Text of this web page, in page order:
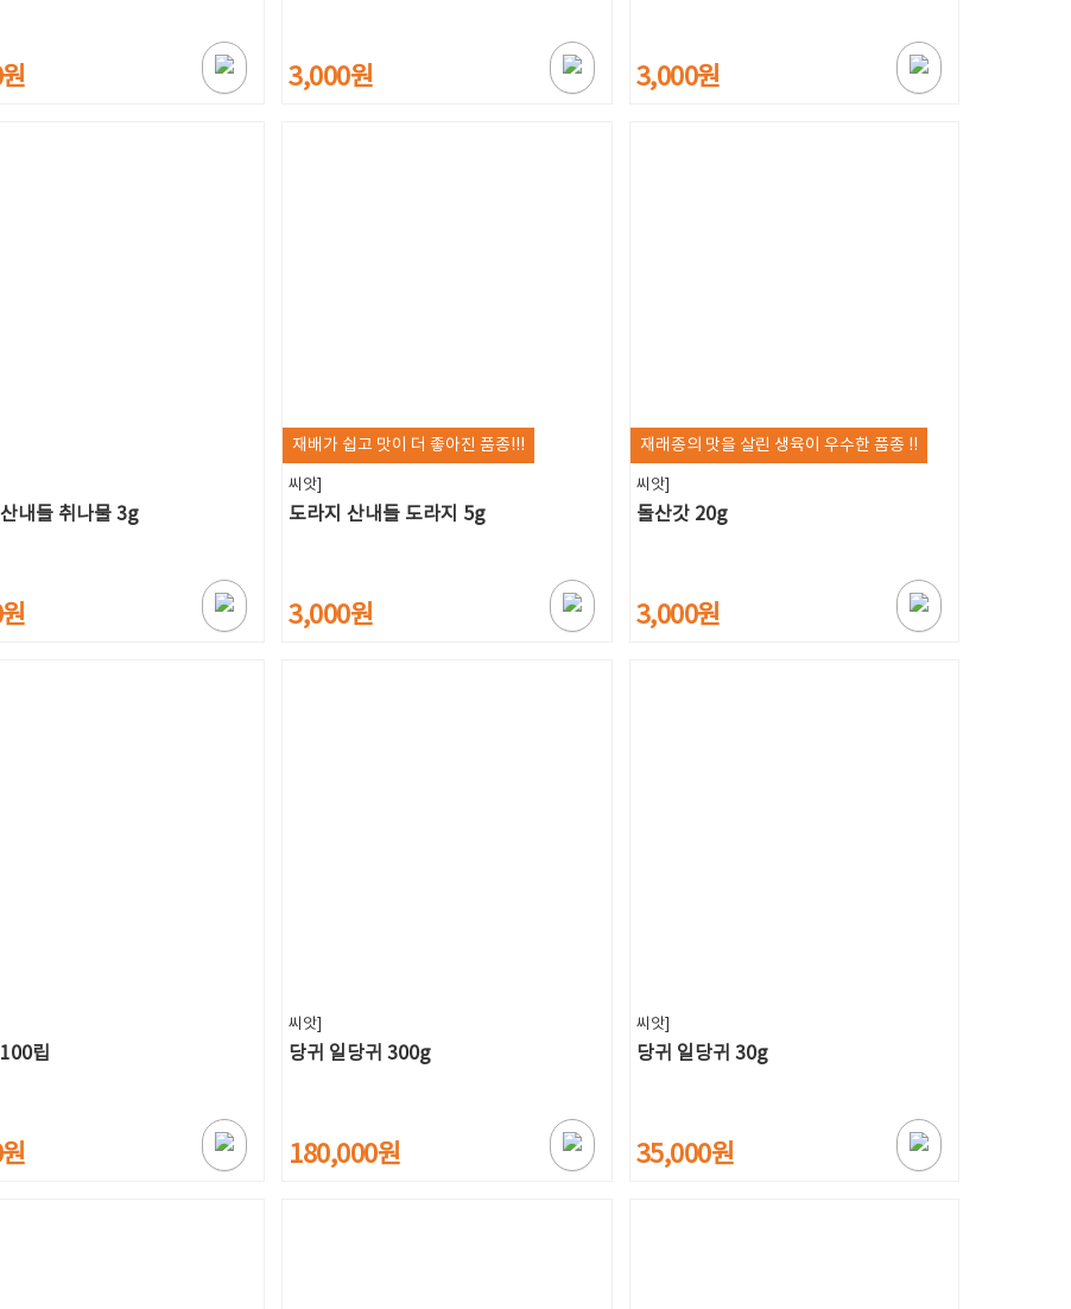
3,000원 3,000원
내들 취나물 3g
재배가 쉽고 맛이 더 좋아진 품종!!!
씨앗]
도라지 산내들 도라지 5g
3,000원
재래종의 맛을 살린 생육이 우수한 품종 !!
씨앗]
돌산갓 20g
3,000원
립
씨앗]
당귀 일당귀 300g
180,000원
씨앗]
당귀 일당귀 30g
35,000원